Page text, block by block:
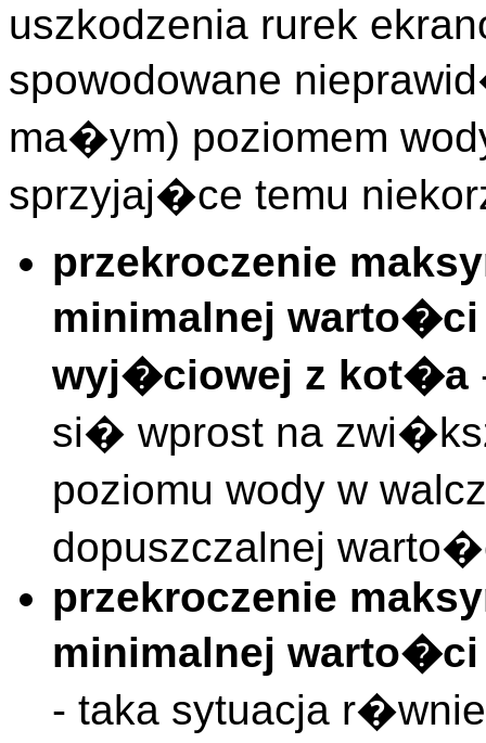
uszkodzenia rurek
spowodowane
ma�ym) poziomem
sprzyjaj�ce temu
przekroczenie
minimalnej
wyj�ciowej z kot�a
si� wprost na
poziomu wody w
dopuszczalnej
przekroczenie
minimalnej
- taka sytuacja